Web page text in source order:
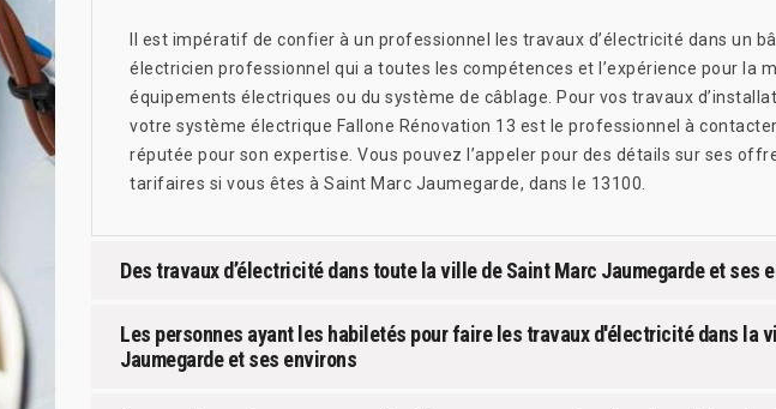
Il est impératif de confier à un professionnel les travaux d’électricité dans un
électricien professionnel qui a toutes les compétences et l’expérience pour la
équipements électriques ou du système de câblage. Pour vos travaux
votre système électrique Fallone Rénovation 13 est le professionnel à
réputée pour son expertise. Vous pouvez l’appeler pour des détails sur ses
tarifaires si vous êtes à Saint Marc Jaumegarde, dans le 13100.
Des travaux d’électricité dans toute la ville de Saint Marc Jaumegarde et ses
Les personnes ayant les habiletés pour faire les travaux d'électricité dans la
Jaumegarde et ses environs